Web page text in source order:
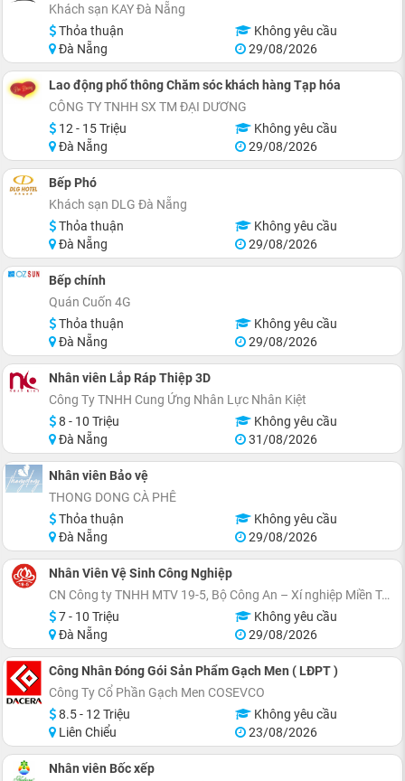
Khách sạn KAY Đà Nẵng
Thỏa thuận
Không yêu cầu
Đà Nẵng
29/08/2026
Lao động phổ thông Chăm sóc khách hàng Tạp hóa
CÔNG TY TNHH SX TM ĐẠI DƯƠNG
12 - 15 Triệu
Không yêu cầu
Đà Nẵng
29/08/2026
Bếp Phó
Khách sạn DLG Đà Nẵng
Thỏa thuận
Không yêu cầu
Đà Nẵng
29/08/2026
Bếp chính
Quán Cuốn 4G
Thỏa thuận
Không yêu cầu
Đà Nẵng
29/08/2026
Nhân viên Lắp Ráp Thiệp 3D
Công Ty TNHH Cung Ứng Nhân Lực Nhân Kiệt
8 - 10 Triệu
Không yêu cầu
Đà Nẵng
31/08/2026
Nhân viên Bảo vệ
THONG DONG CÀ PHÊ
Thỏa thuận
Không yêu cầu
Đà Nẵng
29/08/2026
Nhân Viên Vệ Sinh Công Nghiệp
CN Công ty TNHH MTV 19-5, Bộ Công An – Xí nghiệp Miền Trung
7 - 10 Triệu
Không yêu cầu
Đà Nẵng
29/08/2026
Công Nhân Đóng Gói Sản Phẩm Gạch Men ( LĐPT )
Công Ty Cổ Phần Gạch Men COSEVCO
8.5 - 12 Triệu
Không yêu cầu
Liên Chiểu
23/08/2026
Nhân viên Bốc xếp